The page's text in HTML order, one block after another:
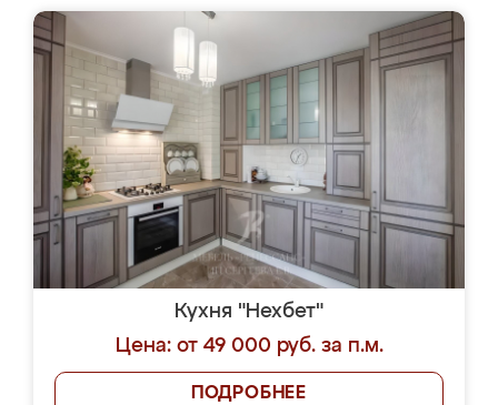
Кухня "Нехбет"
Цена: от 49 000 руб. за п.м.
ПОДРОБНЕЕ